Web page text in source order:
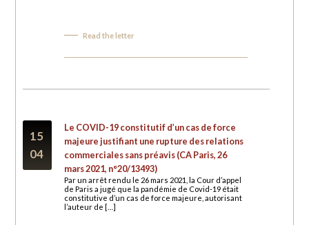
Read the letter
15
04
Le COVID-19 constitutif d’un cas de force
majeure justifiant une rupture des relations
commerciales sans préavis (CA Paris, 26
mars 2021, n°20/13493)
Par un arrêt rendu le 26 mars 2021, la Cour d’appel
de Paris a jugé que la pandémie de Covid-19 était
constitutive d’un cas de force majeure, autorisant
l’auteur de […]